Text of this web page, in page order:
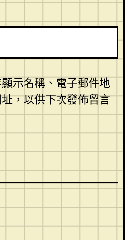
示名稱、電子郵件地
，以供下次發佈留言